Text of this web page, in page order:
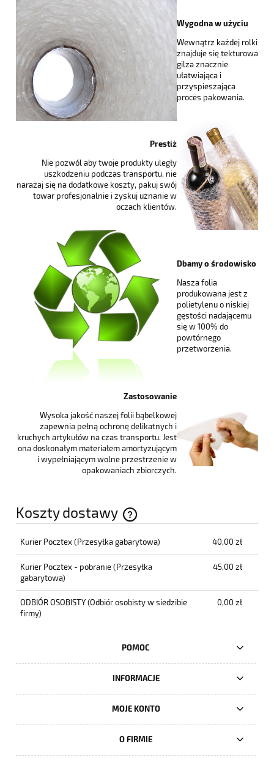
Wygodna w użyciu
Wewnątrz każdej rolki
znajduje się tekturowa
gilza znacznie
ułatwiająca i
przyspieszająca
proces pakowania.
Prestiż
Nie pozwól aby twoje produkty uległy
uszkodzeniu podczas transportu, nie
narażaj się na dodatkowe koszty, pakuj swój
towar profesjonalnie i zyskuj uznanie w
oczach klientów.
Dbamy o środowisko
Nasza folia
produkowana jest z
polietylenu o niskiej
gęstości nadającemu
się w 100% do
powtórnego
przetworzenia.
Zastosowanie
Wysoka jakość naszej folii bąbelkowej
zapewnia pełną ochronę delikatnych i
kruchych artykułów na czas transportu. Jest
ona doskonałym materiałem amortyzującym
i wypełniającym wolne przestrzenie w
opakowaniach zbiorczych.
Koszty dostawy
Cena nie zawiera ewentualnych kosztów płatności
Kurier Pocztex(Przesyłka gabarytowa) 40,00 zł
Kurier Pocztex - pobranie(Przesyłka
gabarytowa)
45,00 zł
ODBIÓR OSOBISTY(Odbiór osobisty w siedzibie
firmy)
0,00 zł
POMOC
INFORMACJE
MOJE KONTO
O FIRMIE